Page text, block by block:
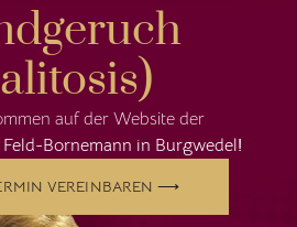
auf der Website der
Bornemann in Burgwedel!
VEREINBAREN ⟶